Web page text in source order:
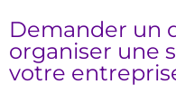
Demander un
organiser une
votre